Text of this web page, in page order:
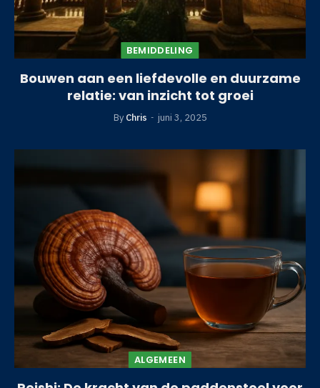
BEMIDDELING
Bouwen aan een liefdevolle en duurzame
relatie: van inzicht tot groei
By Chris juni 3, 2025
ALGEMEEN